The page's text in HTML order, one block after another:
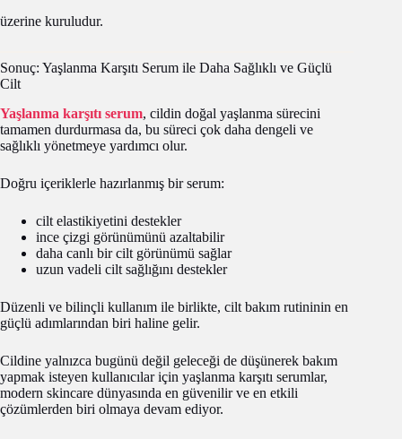
üzerine kuruludur.
Sonuç: Yaşlanma Karşıtı Serum ile Daha Sağlıklı ve Güçlü
Cilt
Yaşlanma karşıtı serum, cildin doğal yaşlanma sürecini
tamamen durdurmasa da, bu süreci çok daha dengeli ve
sağlıklı yönetmeye yardımcı olur.
Doğru içeriklerle hazırlanmış bir serum:
cilt elastikiyetini destekler
ince çizgi görünümünü azaltabilir
daha canlı bir cilt görünümü sağlar
uzun vadeli cilt sağlığını destekler
Düzenli ve bilinçli kullanım ile birlikte, cilt bakım rutininin en
güçlü adımlarından biri haline gelir.
Cildine yalnızca bugünü değil geleceği de düşünerek bakım
yapmak isteyen kullanıcılar için yaşlanma karşıtı serumlar,
modern skincare dünyasında en güvenilir ve en etkili
çözümlerden biri olmaya devam ediyor.